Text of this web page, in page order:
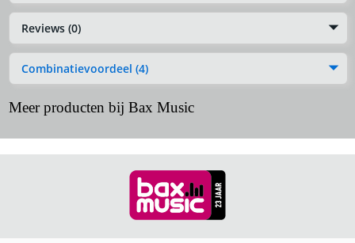
Reviews (0)
Combinatievoordeel (4)
Meer producten bij Bax Music